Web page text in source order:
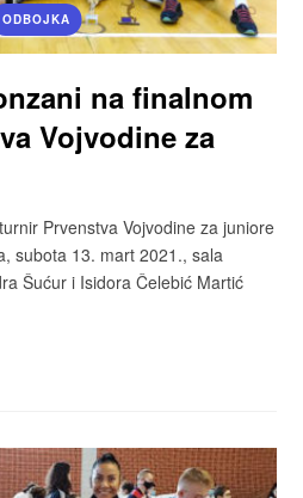
ODBOJKA
na finalnom
Vojvodine za
Prvenstva Vojvodine za juniore
subota 13. mart 2021., sala
Šućur i Isidora Čelebić Martić